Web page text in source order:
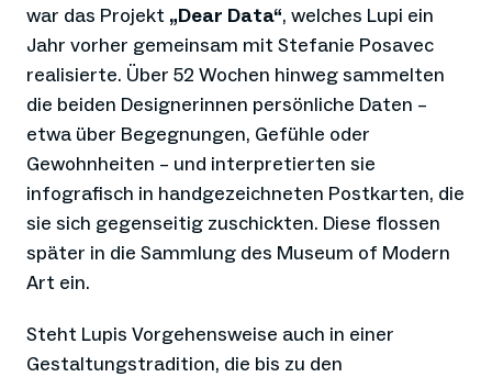
war das Projekt „Dear Data“, welches Lupi ein
Jahr vorher gemeinsam mit Stefanie Posavec
realisierte. Über 52 Wochen hinweg sammelten
die beiden Designerinnen persönliche Daten –
etwa über Begegnungen, Gefühle oder
Gewohnheiten – und interpretierten sie
infografisch in handgezeichneten Postkarten, die
sie sich gegenseitig zuschickten. Diese flossen
später in die Sammlung des Museum of Modern
Art ein.
Steht Lupis Vorgehensweise auch in einer
Gestaltungstradition, die bis zu den